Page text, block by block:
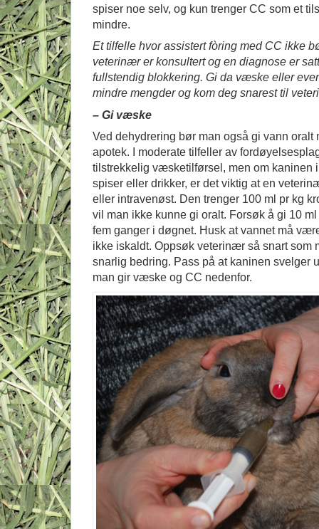
spiser noe selv, og kun trenger CC som et
mindre.
Et tilfelle hvor assistert fòring med CC ikke
veterinær er konsultert og en diagnose er
fullstendig blokkering. Gi da væske eller
mindre mengder og kom deg snarest til
– Gi væske
Ved dehydrering bør man også gi vann oralt
apotek. I moderate tilfeller av
tilstrekkelig væsketilførsel, men om kaninen
spiser eller drikker, er det viktig at en
eller intravenøst. Den trenger 100 ml pr kg
vil man ikke kunne gi oralt. Forsøk å gi 10
fem ganger i døgnet. Husk at vannet må
ikke iskaldt. Oppsøk veterinær så snart som
snarlig bedring. Pass på at kaninen svelger
man gir væske og CC nedenfor.